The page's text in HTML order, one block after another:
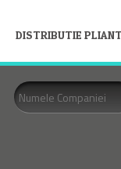
DISTRIBUTIE